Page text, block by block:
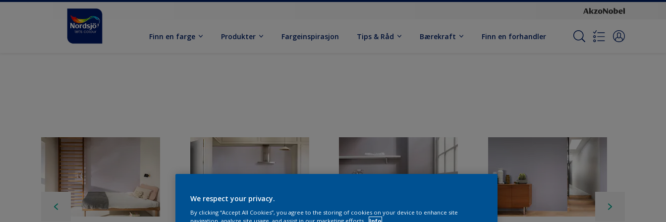
Finn en farge Produkter Fargeinspirasjon Tips & Råd Bærekraft Finn en forhandler
We respect your privacy.
By clicking “Accept All Cookies”, you agree to the storing of cookies on your device to enhance site